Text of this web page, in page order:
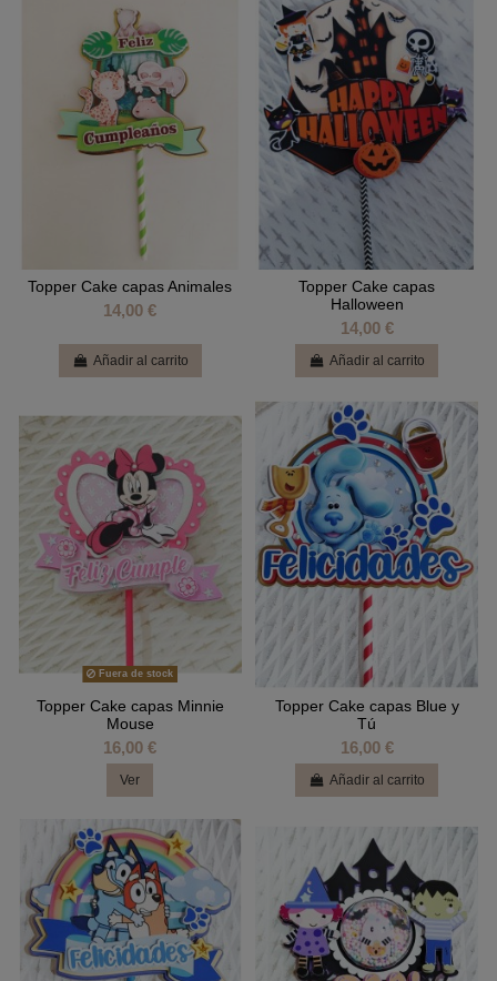
Topper Cake capas Animales
14,00 €
Añadir al carrito
Topper Cake capas
Halloween
14,00 €
Añadir al carrito
Fuera de stock
Topper Cake capas Minnie
Mouse
16,00 €
Ver
Topper Cake capas Blue y
Tú
16,00 €
Añadir al carrito